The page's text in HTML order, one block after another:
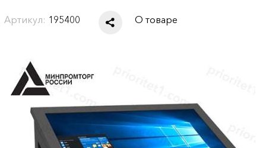
Артикул: 195400 О товаре